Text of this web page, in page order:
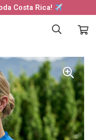
Costa Rica!